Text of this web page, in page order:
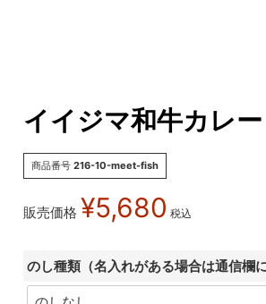
イイジマ和牛カレ
商品番号 216-10-meet-fish
販売価格 ¥5,680 税込
のし種類（名入れがある場合は通信欄